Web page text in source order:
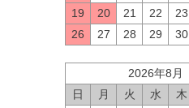
19
20 21 22 23
26
27 28 29 30
2026年8月
日
月 火 水 木